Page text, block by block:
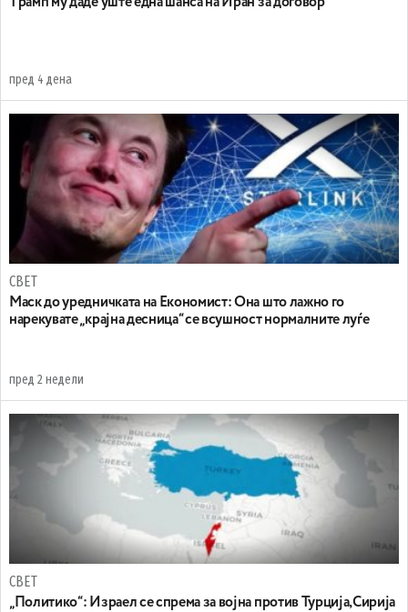
пред 4 дена
СВЕТ
Маск до уредничката на Економист: Она што лажно го
нарекувате „крајна десница“ се всушност нормалните луѓе
пред 2 недели
СВЕТ
„Политико“: Израел се спрема за војна против Турција,Сирија